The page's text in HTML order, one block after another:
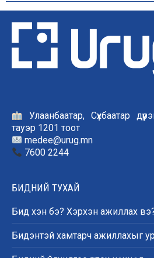
Улаанбаатар, Сүхбаатар
тауэр 1201 тоот
medee@urug.mn
7600 2244
БИДНИЙ ТУХАЙ
Бид хэн бэ? Хэрхэн ажиллах
Бидэнтэй хамтарч ажиллахыг